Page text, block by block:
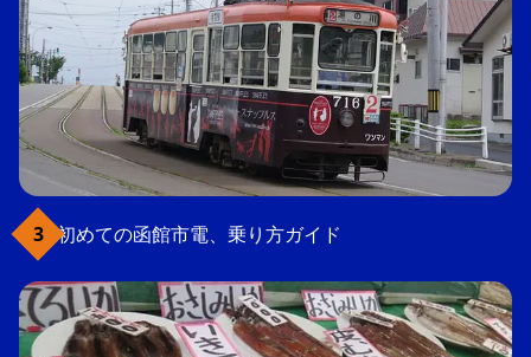
初めての函館市電、乗り方ガイド